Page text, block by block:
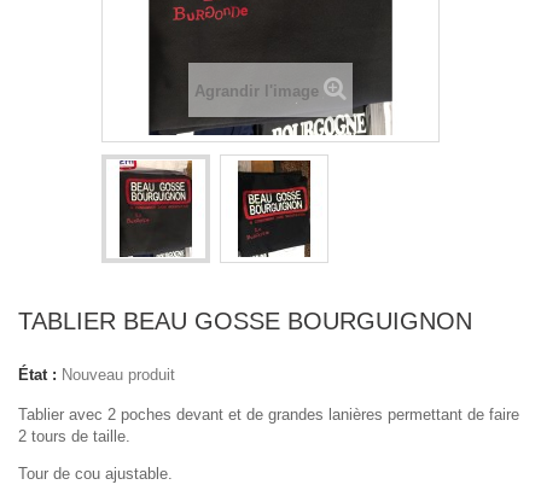
Agrandir l'image
TABLIER BEAU GOSSE BOURGUIGNON
État : Nouveau produit
Tablier avec 2 poches devant et de grandes lanières permettant de faire
2 tours de taille.
Tour de cou ajustable.